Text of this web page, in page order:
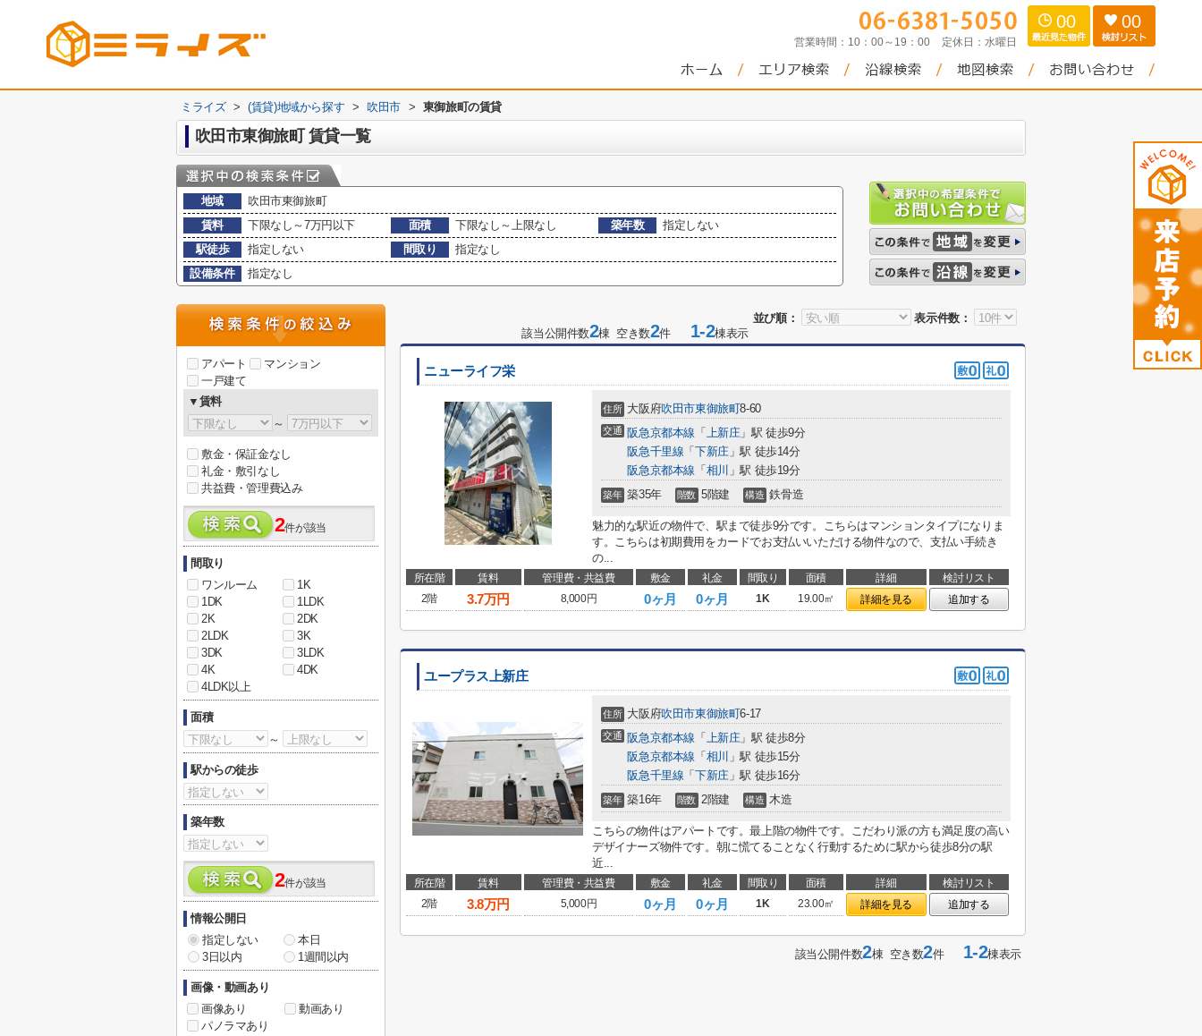
営業時間： 10：00～19：00 定休日： 水曜日
00 00
ミライズ > (賃貸)地域から探す > 吹田市 > 東御旅町の賃貸
吹田市東御旅町 賃貸一覧
地域
吹田市東御旅町
賃料
下限なし～7万円以下 面積 下限なし～上限なし 築年数
指定しない
駅徒歩
指定しない 間取り
指定なし
設備条件
指定なし
並び順：
表示件数：
該当公開件数2棟 空き数2件 1-2棟表示
ニューライフ栄
住所 大阪府吹田市東御旅町8-60
交通 阪急京都本線 「 上新庄」駅 徒歩9分
阪急千里線 「 下新庄」駅 徒歩14分
阪急京都本線 「 相川 」駅 徒歩19分
築年 築35年 階数 5階建 構造 鉄骨造
魅力的な駅近の物件で、駅まで徒歩9分です。こちらはマンションタイプになりま
す。こちらは初期費用をカードでお支払いいただける物件なので、支払い手続き
の...
所在階 賃料 管理費・共益費 敷金 礼金 間取り 面積 詳細
検討リスト
2階
3.7万円 8,000円 0ヶ月 0ヶ月 1K 19.00㎡ 詳細を見る 追加する
ユープラス上新庄
住所 大阪府吹田市東御旅町6-17
交通 阪急京都本線 「 上新庄」駅 徒歩8分
阪急京都本線 「 相川 」駅 徒歩15分
阪急千里線 「 下新庄」駅 徒歩16分
築年 築16年 階数 2階建 構造 木造
こちらの物件はアパートです。最上階の物件です。こだわり派の方も満足度の高い
デザイナーズ物件です。朝に慌てることなく行動するために駅から徒歩8分の駅
近...
所在階 賃料 管理費・共益費 敷金 礼金 間取り 面積 詳細
検討リスト
2階
3.8万円 5,000円 0ヶ月 0ヶ月 1K 23.00㎡ 詳細を見る 追加する
該当公開件数2棟 空き数2件1-2棟表示
アパート
マンション
一戸建て
▼賃料
～
敷金・保証金なし
礼金・敷引なし
共益費・管理費込み
2件が該当
間取り
ワンルーム
1K
1DK
1LDK
2K
2DK
2LDK
3K
3DK
3LDK
4K
4DK
4LDK以上
面積
～
駅からの徒歩
築年数
2件が該当
情報公開日
指定しない
本日
3日以内
1週間以内
画像・動画あり
画像あり
動画あり
パノラマあり